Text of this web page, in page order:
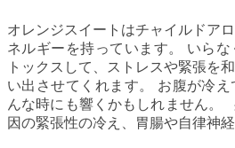
オレンジスイートはチャイルドア
ネルギーを持っています。 いら
トックスして、ストレスや緊張を
い出させてくれます。 お腹が冷
んな時にも響くかもしれません。
因の緊張性の冷え、胃腸や自律